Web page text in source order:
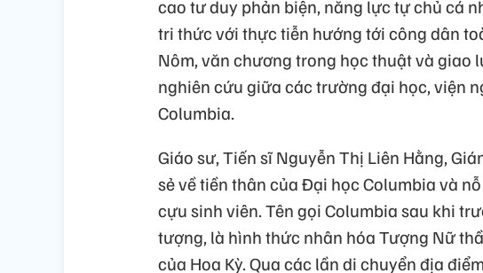
cao tư duy phản biện, năng lực tự chủ cá
tri thức với thực tiễn hướng tới công dân
Nôm, văn chương trong học thuật và giao
nghiên cứu giữa các trường đại học, viện
Columbia.
Giáo sư, Tiến sĩ Nguyễn Thị Liên Hằng,
sẻ về tiền thân của Đại học Columbia và
cựu sinh viên. Tên gọi Columbia sau khi
tượng, là hình thức nhân hóa Tượng Nữ
của Hoa Kỳ. Qua các lần di chuyển địa